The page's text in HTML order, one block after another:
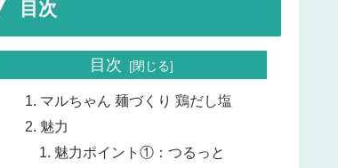
目次
目次
マルちゃん 麺づくり 鶏だし塩
魅力
魅力ポイント①：つるっと